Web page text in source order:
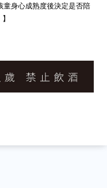
童身心成熟度後決定是否陪